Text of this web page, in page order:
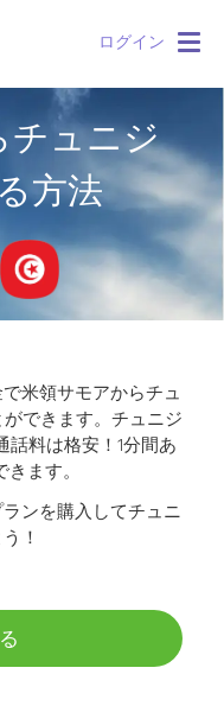
ログイン
チュニジ
方法
米領サモアからチュ
できます。 チュニジ
話料は格安！1分間あ
ます。
ンを購入してチュニ
！